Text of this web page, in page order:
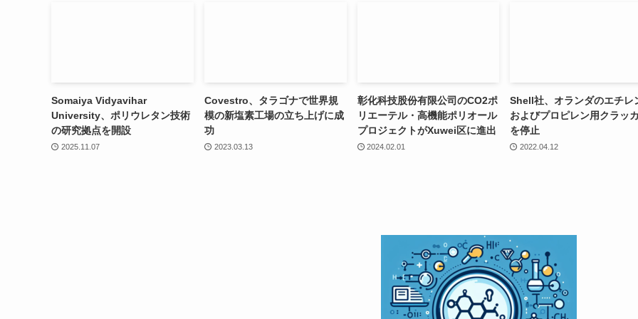
Somaiya Vidyavihar
University、ポリウレタン技術
の研究拠点を開設
2025.11.07
Covestro、タラゴナで世界規
模の新塩素工場の立ち上げに成
功
2023.03.13
彰化科技股份有限公司のCO2ポ
リエーテル・高機能ポリオール
プロジェクトがXuwei区に進出
2024.02.01
Shell社、オランダのエチレ
およびプロピレン用クラッ
を停止
2022.04.12